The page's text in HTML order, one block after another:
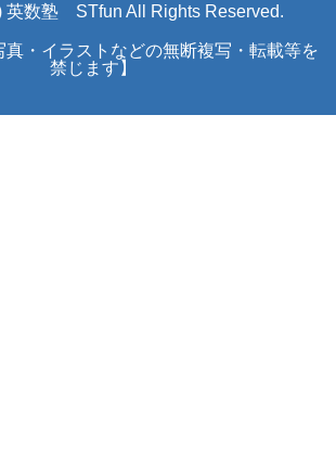
英数塾 STfun All Rights Reserved.
真・イラストなどの無断複写・転載等を
禁じます】